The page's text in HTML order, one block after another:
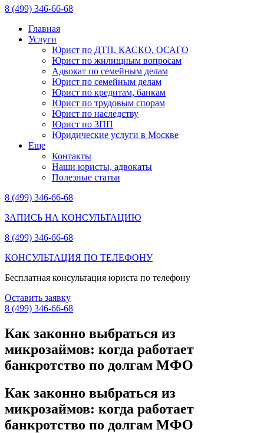
8 (499) 346-66-68
Главная
Услуги
Юрист по ДТП, КАСКО, ОСАГО
Юрист по жилищным вопросам
Адвокат по семейным делам
Юрист по семейным делам
Юрист по кредитам, банкам
Юрист по трудовым спорам
Юрист по наследству
Юрист по ЗПП
Юридические услуги в Москве
Еще
Контакты
Наши юристы, адвокаты
Полезные статьи
8 (499) 346-66-68
ЗАПИСЬ НА КОНСУЛЬТАЦИЮ
8 (499) 346-66-68
КОНСУЛЬТАЦИЯ ПО ТЕЛЕФОНУ
Бесплатная консультация юриста по телефону
Оставить заявку
8 (499) 346-66-68
Как законно выбраться из
микрозаймов: когда работает
банкротство по долгам МФО
Как законно выбраться из
микрозаймов: когда работает
банкротство по долгам МФО